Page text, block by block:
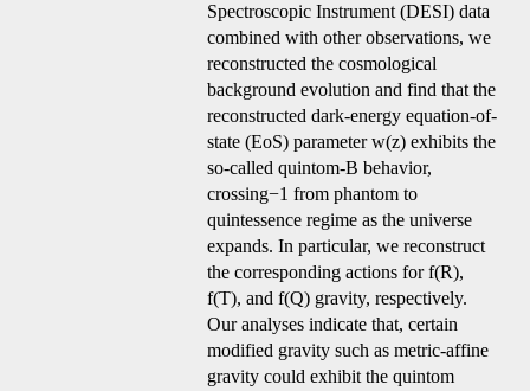
Spectroscopic Instrument (DESI) data
combined with other observations, we
reconstructed the cosmological
background evolution and find that the
reconstructed dark-energy equation-of-
state (EoS) parameter w(z) exhibits the
so-called quintom-B behavior,
crossing−1 from phantom to
quintessence regime as the universe
expands. In particular, we reconstruct
the corresponding actions for f(R),
f(T), and f(Q) gravity, respectively.
Our analyses indicate that, certain
modified gravity such as metric-affine
gravity could exhibit the quintom